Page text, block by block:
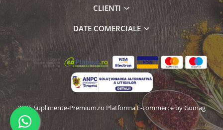
CLIENTI
DATE COMERCIALE
2025 Suplimente-Premium.ro Platforma E-commerce by Gomag